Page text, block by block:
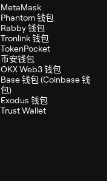
MetaMask
Phantom 钱包
Rabby 钱包
Tronlink 钱包
TokenPocket
币安钱包
OKX Web3 钱包
Base 钱包 (Coinbase 钱
包)
Exodus 钱包
Trust Wallet